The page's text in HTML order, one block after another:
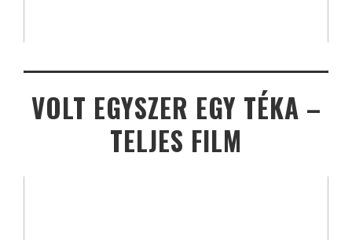
VOLT EGYSZER EGY TÉKA –
TELJES FILM